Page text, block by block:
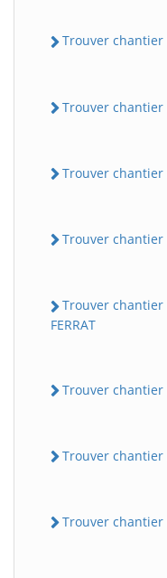
Trouver chantier
Trouver chantier
Trouver chantier
Trouver chantier
Trouver chantier
FERRAT
Trouver chantier
Trouver chantier
Trouver chantier